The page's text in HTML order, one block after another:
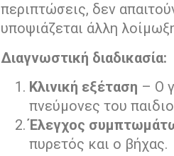
περιπτώσεις, δεν
υποψιάζεται άλλη
Διαγνωστική διαδικασία:
Κλινική εξέταση – Ο
πνεύμονες του
Έλεγχος
πυρετός και ο βήχας.